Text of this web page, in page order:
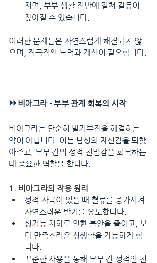
지면, 부부 생활 전반에 걸쳐 갈등이
잦아질 수 있습니다.
이러한 문제들은 자연스럽게 해결되지 않
으며, 적극적인 노력과 개선이 필요합니다.
⏩비아그라 - 부부 관계 회복의 시작
비아그라는 단순히 발기부전을 해결하는
약이 아닙니다. 이는 남성의 자신감을 되찾
아주고, 부부 간의 성적 친밀감을 회복하는
데 중요한 역할을 합니다.
1. 비아그라의 작용 원리
성적 자극이 있을 때 혈류를 증가시켜
자연스러운 발기를 유도합니다.
성기능 저하로 인한 불안을 줄이고, 보
다 만족스러운 성생활을 가능하게 합
니다.
꾸준한 사용을 통해 부부 간 성적인 친